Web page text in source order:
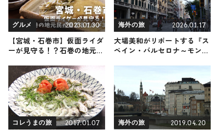
グルメ 2023.01.30
【宮城・石巻市】仮面ライダ
ーが見守る！？石巻の地元民
海外の旅 2026.01.17
大場美和がリポートする『ス
ペイン・バルセロナ～モンセ
スポットやグルメを紹介
2026年1月17日放送
コレうまの旅 2017.01.07 海外の旅 2019.04.20